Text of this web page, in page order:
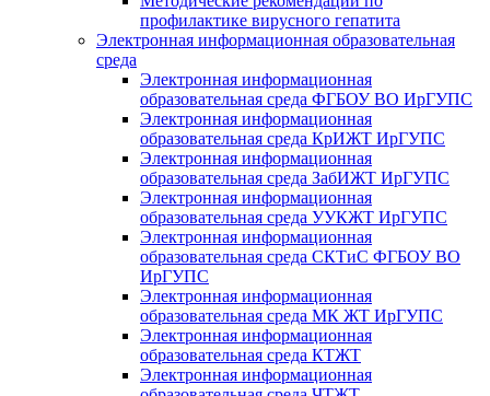
профилактике вирусного гепатита
Электронная информационная образовательная
среда
Электронная информационная
образовательная среда ФГБОУ ВО ИрГУПС
Электронная информационная
образовательная среда КрИЖТ ИрГУПС
Электронная информационная
образовательная среда ЗабИЖТ ИрГУПС
Электронная информационная
образовательная среда УУКЖТ ИрГУПС
Электронная информационная
образовательная среда СКТиС ФГБОУ ВО
ИрГУПС
Электронная информационная
образовательная среда МК ЖТ ИрГУПС
Электронная информационная
образовательная среда КТЖТ
Электронная информационная